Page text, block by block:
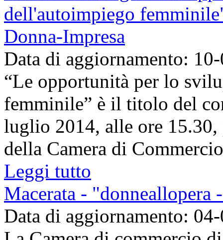
dell'autoimpiego
Donna-Impresa
Data di aggiornamento:
“Le opportunità per lo
femminile” è il titolo del
luglio 2014, alle ore
della Camera di
Leggi tutto
Macerata - "donneallopera
Data di aggiornamento: